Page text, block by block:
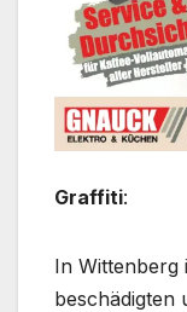
Graffiti:
In Wittenberg
beschädigten